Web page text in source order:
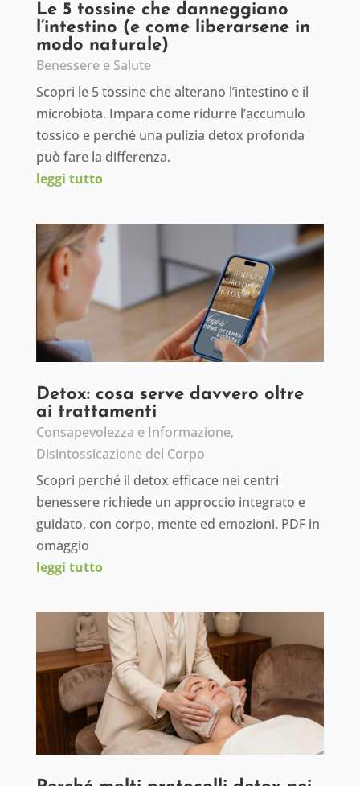
Le 5 tossine che danneggiano
l’intestino (e come liberarsene in
modo naturale)
Benessere e Salute
Scopri le 5 tossine che alterano l’intestino e il
microbiota. Impara come ridurre l’accumulo
tossico e perché una pulizia detox profonda
può fare la differenza.
leggi tutto
Detox: cosa serve davvero oltre
ai trattamenti
Consapevolezza e Informazione,
Disintossicazione del Corpo
Scopri perché il detox efficace nei centri
benessere richiede un approccio integrato e
guidato, con corpo, mente ed emozioni. PDF in
omaggio
leggi tutto